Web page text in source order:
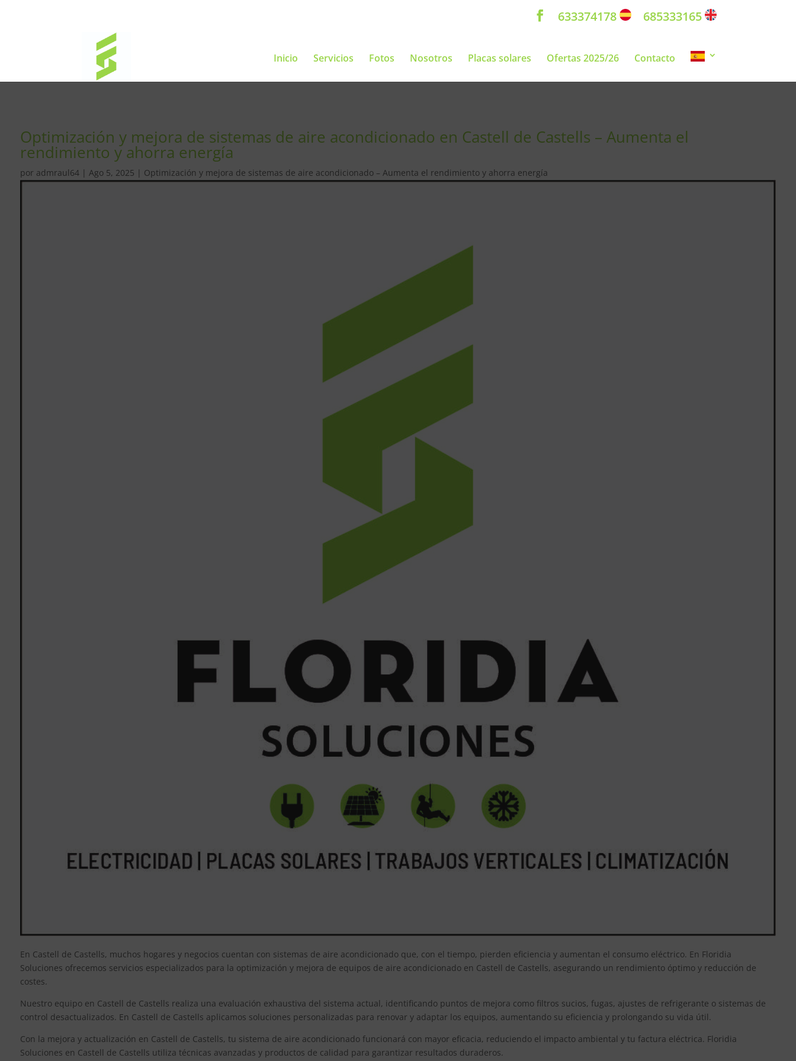
633374178 685333165
Inicio Servicios Fotos Nosotros Placas solares Ofertas 2025/26 Contacto
Optimización y mejora de sistemas de aire acondicionado en Castell de Castells – Aumenta el
rendimiento y ahorra energía
por admraul64| Ago 5, 2025 | Optimización y mejora de sistemas de aire acondicionado – Aumenta el rendimiento y ahorra energía
En Castell de Castells, muchos hogares y negocios cuentan con sistemas de aire acondicionado que, con el tiempo, pierden eficiencia y aumentan el consumo eléctrico. En Floridia
Soluciones ofrecemos servicios especializados para la optimización y mejora de equipos de aire acondicionado en Castell de Castells, asegurando un rendimiento óptimo y reducción de
costes.
Nuestro equipo en Castell de Castells realiza una evaluación exhaustiva del sistema actual, identificando puntos de mejora como filtros sucios, fugas, ajustes de refrigerante o sistemas de
control desactualizados. En Castell de Castells aplicamos soluciones personalizadas para renovar y adaptar los equipos, aumentando su eficiencia y prolongando su vida útil.
Con la mejora y actualización en Castell de Castells, tu sistema de aire acondicionado funcionará con mayor eficacia, reduciendo el impacto ambiental y tu factura eléctrica. Floridia
Soluciones en Castell de Castells utiliza técnicas avanzadas y productos de calidad para garantizar resultados duraderos.